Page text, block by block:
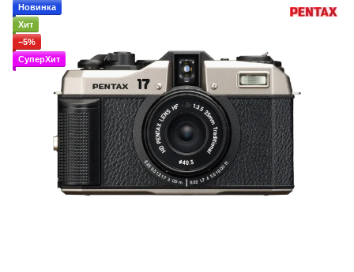
Новинка
Хит
−5%
СуперХит